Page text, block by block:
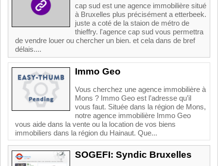
cap sud est une agence immobilière situé
à Bruxelles plus précisément a etterbeek.
juste a coté de la staion de métro de
thieffry. l'agence cap sud vous permettra
de vendre louer ou chercher un bien. et cela dans de bref
délais....
Immo Geo
Vous cherchez une agence immobilière à
Mons ? Immo Geo est l’adresse qu’il
vous faut. Située dans la région de Mons,
notre agence immobilière Immo Geo
vous aide dans la vente ou la location de vos biens
immobiliers dans la région du Hainaut. Que...
SOGEFI: Syndic Bruxelles